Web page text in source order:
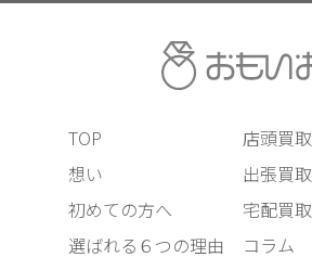
TOP
想い
初めての方へ
選ばれる６つの理由
店頭買取
出張買取
宅配買取
コラム